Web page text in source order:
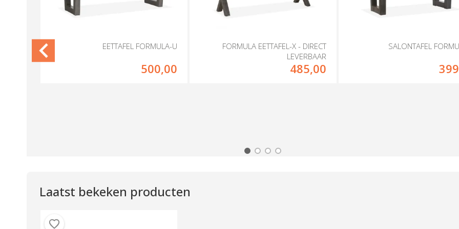
EETTAFEL FORMULA-U
500,00
FORMULA EETTAFEL-X - DIRECT
LEVERBAAR
485,00
SALONTAFEL
Laatst bekeken producten